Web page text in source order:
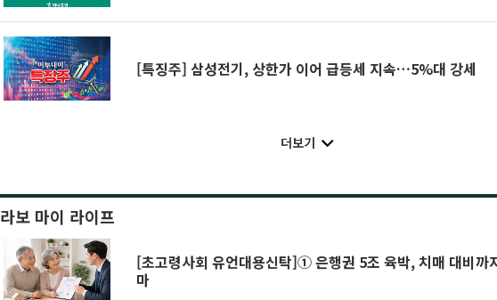
[특징주] 삼성전기, 상한가 이어 급등세 지속…5%대 강세
더보기
보 마이 라이프
[초고령사회 유언대용신탁]① 은행권 5조 육박, 치매 대비
마